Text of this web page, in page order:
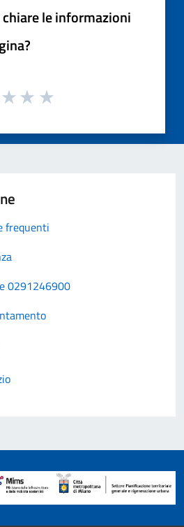
le informazioni
frequenti
0291246900